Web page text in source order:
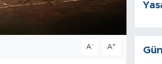
A- A+